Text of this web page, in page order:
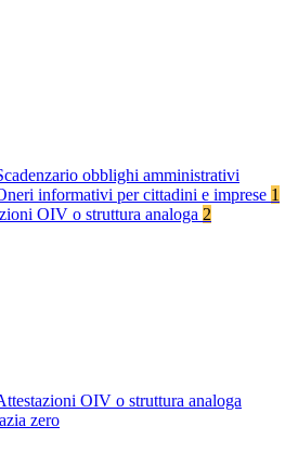
obblighi amministrativi
informativi per cittadini e imprese 1
OIV o struttura analoga 2
OIV o struttura analoga
zero